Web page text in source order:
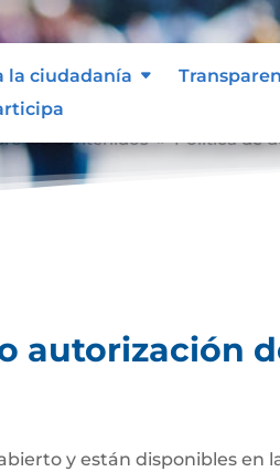
la ciudadanía
Política de
autorización
y están disponibles en